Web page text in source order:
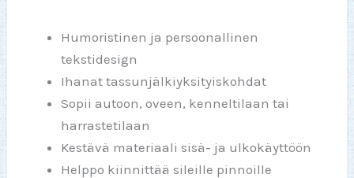
Humoristinen ja persoonallinen
tekstidesign
Ihanat tassunjälkiyksityiskohdat
Sopii autoon, oveen, kenneltilaan tai
harrastetilaan
Kestävä materiaali sisä- ja ulkokäyttöön
Helppo kiinnittää sileille pinnoille